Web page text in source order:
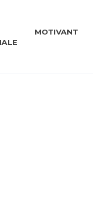
MOTIVANT